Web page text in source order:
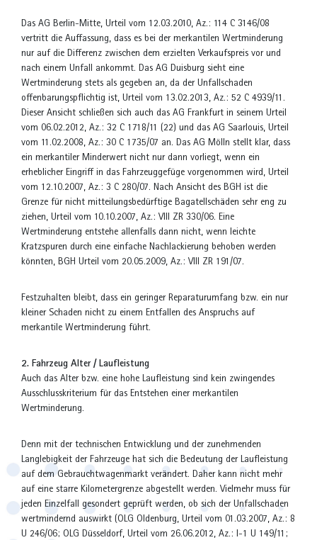
Das AG Berlin-Mitte, Urteil vom 12.03.2010, Az.: 114 C 3146/08
vertritt die Auffassung, dass es bei der merkantilen Wertminderung
nur auf die Differenz zwischen dem erzielten Verkaufspreis vor und
nach einem Unfall ankommt. Das AG Duisburg sieht eine
Wertminderung stets als gegeben an, da der Unfallschaden
offenbarungspflichtig ist, Urteil vom 13.02.2013, Az.: 52 C 4939/11.
Dieser Ansicht schließen sich auch das AG Frankfurt in seinem Urteil
vom 06.02.2012, Az.: 32 C 1718/11 (22) und das AG Saarlouis, Urteil
vom 11.02.2008, Az.: 30 C 1735/07 an. Das AG Mölln stellt klar, dass
ein merkantiler Minderwert nicht nur dann vorliegt, wenn ein
erheblicher Eingriff in das Fahrzeuggefüge vorgenommen wird, Urteil
vom 12.10.2007, Az.: 3 C 280/07. Nach Ansicht des BGH ist die
Grenze für nicht mitteilungsbedürftige Bagatellschäden sehr eng zu
ziehen, Urteil vom 10.10.2007, Az.: VIII ZR 330/06. Eine
Wertminderung entstehe allenfalls dann nicht, wenn leichte
Kratzspuren durch eine einfache Nachlackierung behoben werden
könnten, BGH Urteil vom 20.05.2009, Az.: VIII ZR 191/07.
Festzuhalten bleibt, dass ein geringer Reparaturumfang bzw. ein nur
kleiner Schaden nicht zu einem Entfallen des Anspruchs auf
merkantile Wertminderung führt.
2. Fahrzeug Alter / Laufleistung
Auch das Alter bzw. eine hohe Laufleistung sind kein zwingendes
Ausschlusskriterium für das Entstehen einer merkantilen
Wertminderung.
Denn mit der technischen Entwicklung und der zunehmenden
Langlebigkeit der Fahrzeuge hat sich die Bedeutung der Laufleistung
auf dem Gebrauchtwagenmarkt verändert. Daher kann nicht mehr
auf eine starre Kilometergrenze abgestellt werden. Vielmehr muss für
jeden Einzelfall gesondert geprüft werden, ob sich der Unfallschaden
wertmindernd auswirkt (OLG Oldenburg, Urteil vom 01.03.2007, Az.: 8
U 246/06; OLG Düsseldorf, Urteil vom 26.06.2012, Az.: I-1 U 149/11;